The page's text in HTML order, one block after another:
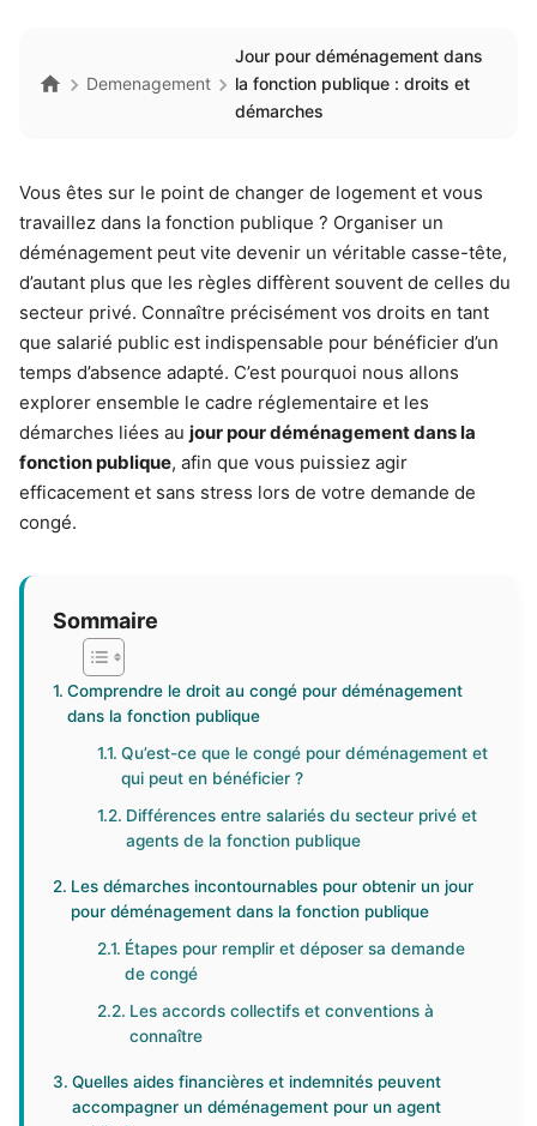
Demenagement
Jour pour déménagement dans
la fonction publique : droits et
démarches
Vous êtes sur le point de changer de logement et vous
travaillez dans la fonction publique ? Organiser un
déménagement peut vite devenir un véritable casse-tête,
d’autant plus que les règles diffèrent souvent de celles du
secteur privé. Connaître précisément vos droits en tant
que salarié public est indispensable pour bénéficier d’un
temps d’absence adapté. C’est pourquoi nous allons
explorer ensemble le cadre réglementaire et les
démarches liées au jour pour déménagement dans la
fonction publique, afin que vous puissiez agir
efficacement et sans stress lors de votre demande de
congé.
Sommaire
Comprendre le droit au congé pour déménagement
dans la fonction publique
Qu’est-ce que le congé pour déménagement et
qui peut en bénéficier ?
Différences entre salariés du secteur privé et
agents de la fonction publique
Les démarches incontournables pour obtenir un jour
pour déménagement dans la fonction publique
Étapes pour remplir et déposer sa demande
de congé
Les accords collectifs et conventions à
connaître
Quelles aides financières et indemnités peuvent
accompagner un déménagement pour un agent